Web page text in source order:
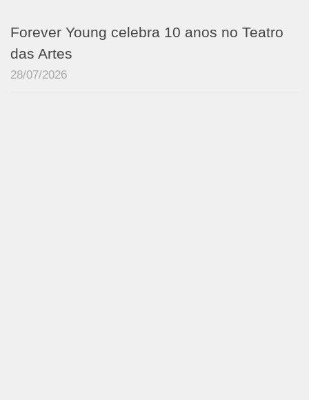
Forever Young celebra 10 anos no Teatro
das Artes
28/07/2026